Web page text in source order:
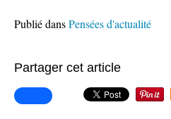
Publié dansPensées d'actualité
Partager cet article